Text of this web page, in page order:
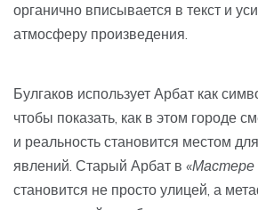
органично вписывается в текст и
атмосферу произведения.
Булгаков использует Арбат как
чтобы показать, как в этом городе
и реальность становится местом
явлений. Старый Арбат в «Мастере
становится не просто улицей, а